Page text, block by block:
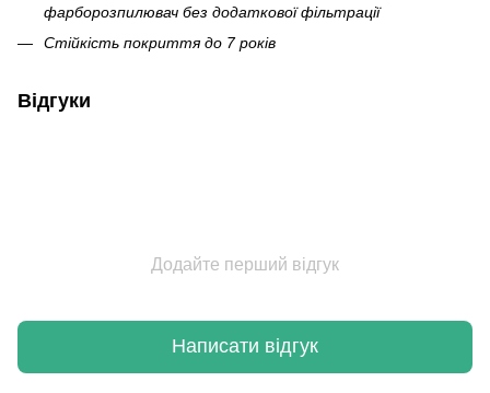
фарборозпилювач без додаткової фільтрації
Стійкість покриття до 7 років
Відгуки
Додайте перший відгук
Написати відгук